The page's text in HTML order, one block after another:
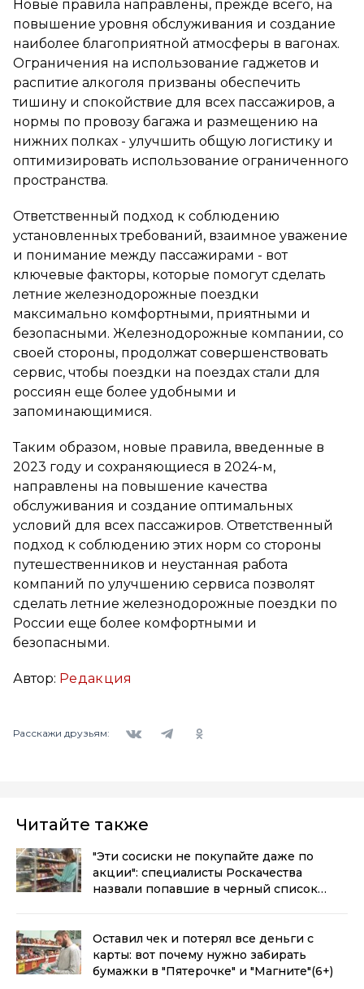
Новые правила направлены, прежде всего, на
повышение уровня обслуживания и создание
наиболее благоприятной атмосферы в вагонах.
Ограничения на использование гаджетов и
распитие алкоголя призваны обеспечить
тишину и спокойствие для всех пассажиров, а
нормы по провозу багажа и размещению на
нижних полках - улучшить общую логистику и
оптимизировать использование ограниченного
пространства.
Ответственный подход к соблюдению
установленных требований, взаимное уважение
и понимание между пассажирами - вот
ключевые факторы, которые помогут сделать
летние железнодорожные поездки
максимально комфортными, приятными и
безопасными. Железнодорожные компании, со
своей стороны, продолжат совершенствовать
сервис, чтобы поездки на поездах стали для
россиян еще более удобными и
запоминающимися.
Таким образом, новые правила, введенные в
2023 году и сохраняющиеся в 2024-м,
направлены на повышение качества
обслуживания и создание оптимальных
условий для всех пассажиров. Ответственный
подход к соблюдению этих норм со стороны
путешественников и неустанная работа
компаний по улучшению сервиса позволят
сделать летние железнодорожные поездки по
России еще более комфортными и
безопасными.
Автор: Редакция
Расскажи друзьям:
Читайте также
"Эти сосиски не покупайте даже по
акции": специалисты Роскачества
назвали попавшие в черный список
Оставил чек и потерял все деньги с
карты: вот почему нужно забирать
бумажки в "Пятерочке" и "Магните"(6+)